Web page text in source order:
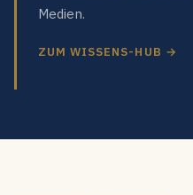
Medien.
ZUM WISSENS-HUB →